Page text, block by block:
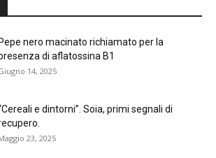
Pepe nero macinato richiamato per la
di aflatossina B1
14, 2025
e dintorni”. Soia, primi segnali di
23, 2025